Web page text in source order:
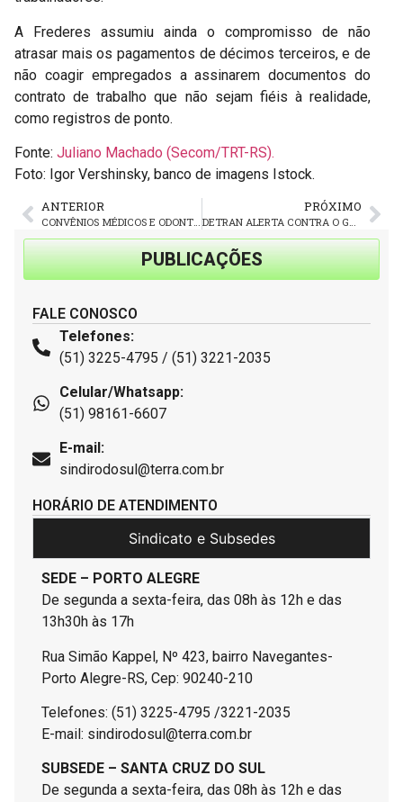
A Frederes assumiu ainda o compromisso de não
atrasar mais os pagamentos de décimos terceiros, e de
não coagir empregados a assinarem documentos do
contrato de trabalho que não sejam fiéis à realidade,
como registros de ponto.
Fonte: Juliano Machado (Secom/TRT-RS).
Foto: Igor Vershinsky, banco de imagens Istock.
ANTERIOR
CONVÊNIOS MÉDICOS E ODONTOLÓGICOS PARA SÓCIOS DO SINDIRODOSUL
PRÓXIMO
DETRAN ALERTA CONTRA O GOLPE DO FALSO LEILÃO VIRTUAL DE VEÍCULOS
PUBLICAÇÕES
FALE CONOSCO
Telefones:
(51) 3225-4795 / (51) 3221-2035
Celular/Whatsapp:
(51) 98161-6607
E-mail:
sindirodosul@terra.com.br
HORÁRIO DE ATENDIMENTO
Sindicato e Subsedes
SEDE – PORTO ALEGRE
De segunda a sexta-feira, das 08h às 12h e das
13h30h às 17h
Rua Simão Kappel, Nº 423, bairro Navegantes-
Porto Alegre-RS, Cep: 90240-210
Telefones: (51) 3225-4795 /3221-2035
E-mail: sindirodosul@terra.com.br
SUBSEDE – SANTA CRUZ DO SUL
De segunda a sexta-feira, das 08h às 12h e das